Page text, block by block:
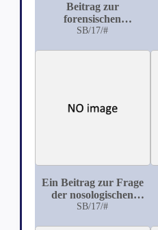
Beitrag zur
forensischen
Beurteilung der
SB/17/#
Ein Beitrag zur Frage
der nosologischen
Stellung der
SB/17/#